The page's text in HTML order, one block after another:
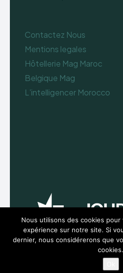
Contactez Nous
Mentions legales
Hôtellerie Mag Maroc
Belgique Mag
L’intelligencer Morocco
Nous utilisons des cookies pour
expérience sur notre site. Si
dernier, nous considérerons que
cookies.